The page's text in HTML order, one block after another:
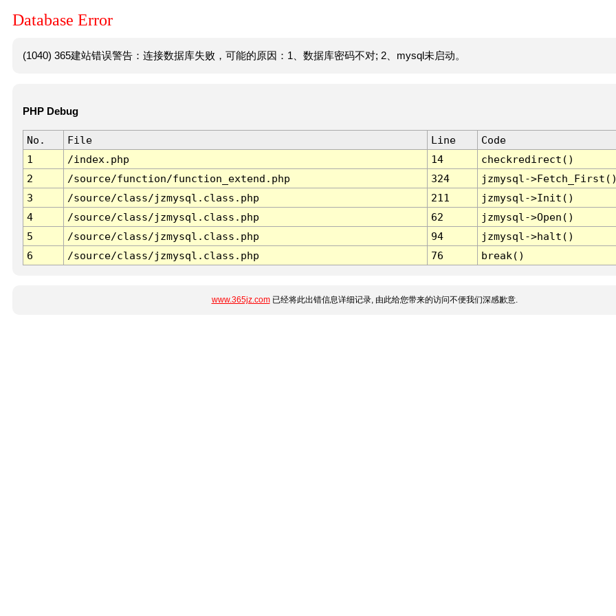
Database Error
(1040) 365建站错误警告：连接数据库失败，可能的原因：1、数据库密码不对; 2、mysql未启动。
PHP Debug
No. File Line
Code
1
/index.php 14
checkredirect()
2
/source/function/function_extend.php 324
jzmysql-
3
/source/class/jzmysql.class.php 211
jzmysql->Init()
4
/source/class/jzmysql.class.php 62
jzmysql->Open()
5
/source/class/jzmysql.class.php 94
jzmysql->halt()
6
/source/class/jzmysql.class.php 76 break()
www.365jz.com已经将此出错信息详细记录, 由此给您带来的访问不便我们深感歉意.